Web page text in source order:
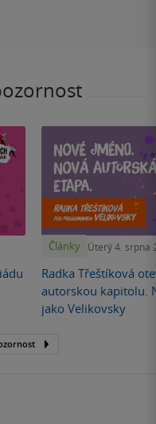
Články Úterý 4. srpna
Radka Třeštíková
autorskou kapitolu.
jako Velikovsky